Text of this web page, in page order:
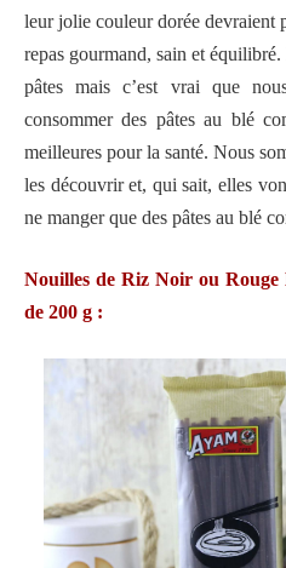
leur jolie couleur dorée devraient
repas gourmand, sain et
pâtes mais c’est vrai que
consommer des pâtes au blé
meilleures pour la santé. Nous
les découvrir et, qui sait, elles
ne manger que des pâtes au blé
Nouilles de Riz Noir ou Rouge
de 200 g :